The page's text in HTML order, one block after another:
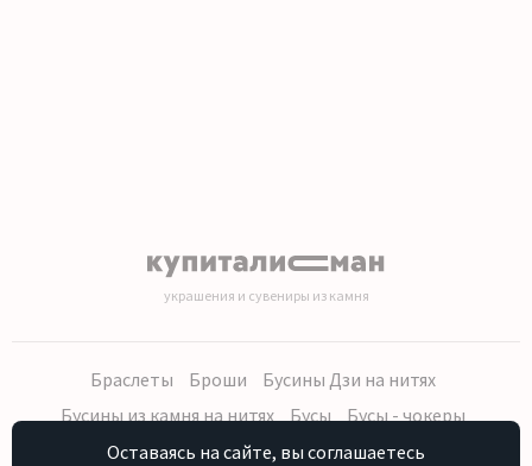
украшения и сувениры из камня
Браслеты Броши
Бусины Дзи на нитях
Бусины из камня на нитях
Бусы
Бусы - чокеры
Кольца, серьги
Кулоны Наборы (бусы, браслет, серьги)
Оставаясь на сайте, вы соглашаетесь